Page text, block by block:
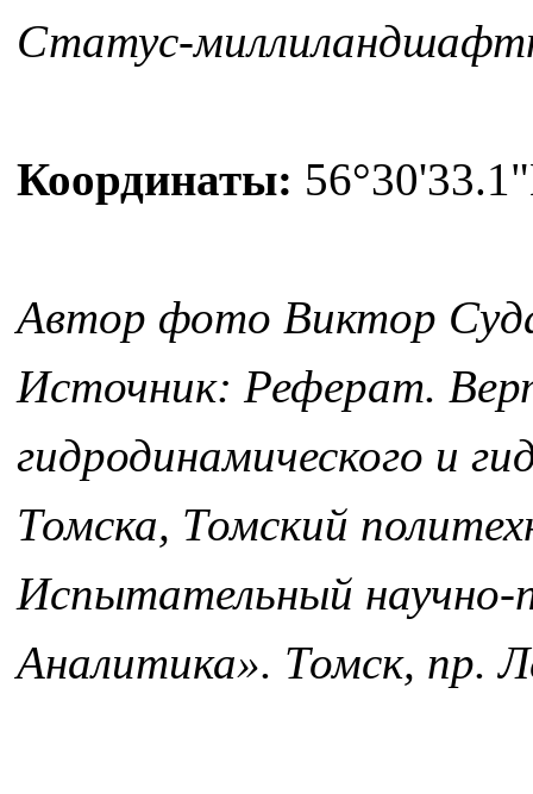
Статус-
Координаты:
Автор фото Виктор
Источник: Реферат.
гидродинамического и
Томска, Томский
Испытательный научно-
Аналитика». Томск, пр.